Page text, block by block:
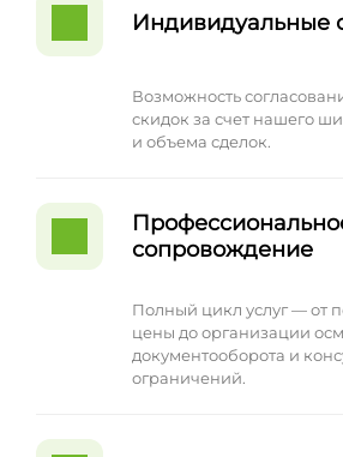
Индивидуальные
Возможность
скидок за счет нашего
и объема сделок.
сопровождение
Полный цикл услуг — от
цены до организации
документооборота и
ограничений.